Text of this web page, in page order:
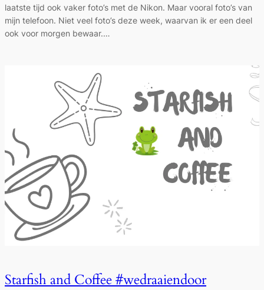
laatste tijd ook vaker foto’s met de Nikon. Maar vooral foto’s van
mijn telefoon. Niet veel foto’s deze week, waarvan ik er een deel
ook voor morgen bewaar.…
Starfish and Coffee #wedraaiendoor